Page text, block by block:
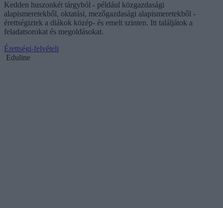
Kedden huszonkét tárgyból - például közgazdasági
alapismeretekből, oktatási, mezőgazdasági alapismeretekből -
érettségiztek a diákok közép- és emelt szinten. Itt találjátok a
feladatsorokat és megoldásokat.
Érettségi-felvételi
Eduline